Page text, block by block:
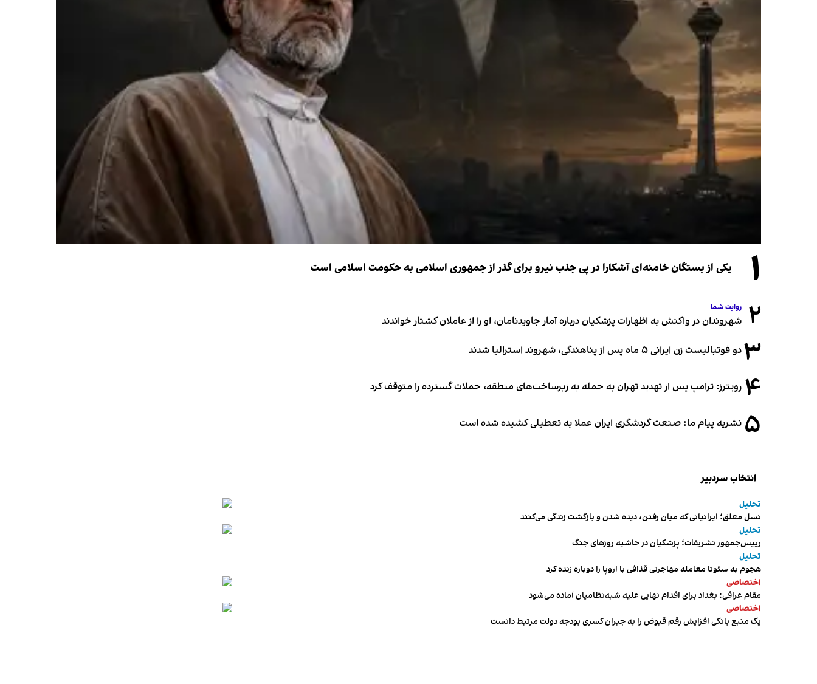
۱ یکی از بستگان خامنه‌ای آشکارا در پی جذب نیرو برای گذر از جمهوری اسلامی به حکومت اسلامی است
۲ روایت شما
شهروندان در واکنش به اظهارات پزشکیان درباره آمار جاویدنامان، او را از عاملان کشتار خواندند
۳دو فوتبالیست زن ایرانی ۵ ماه پس از پناهندگی، شهروند استرالیا شدند
۴ رویترز: ترامپ پس از تهدید تهران به حمله به زیرساخت‌های منطقه، حملات گسترده را متوقف کرد
۵ نشریه پیام ما: صنعت گردشگری ایران عملا به تعطیلی کشیده شده است
انتخاب سردبیر
تحلیل
نسل معلق؛ ایرانیانی که میان رفتن، دیده شدن و بازگشت زندگی می‌کنند
تحلیل
رییس‌جمهور تشریفات؛ پزشکیان در حاشیه روزهای جنگ
تحلیل
هجوم به سئوتا معامله مهاجرتی قذافی با اروپا را دوباره زنده کرد
اختصاصی
مقام عراقی: بغداد برای اقدام نهایی علیه شبه‌نظامیان آماده می‌شود
اختصاصی
یک منبع بانکی افزایش رقم قبوض را به جبران کسری بودجه دولت مرتبط دانست